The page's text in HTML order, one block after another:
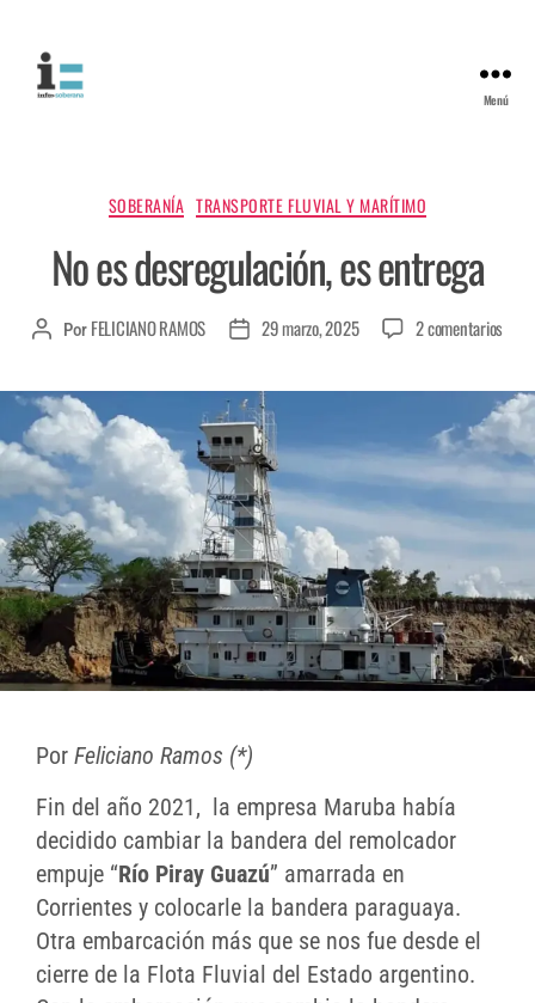
Menú
SOBERANÍA TRANSPORTE FLUVIAL Y MARÍTIMO
No es desregulación, es entrega
Por FELICIANO RAMOS 29 marzo, 2025 2 comentarios
Por Feliciano Ramos (*)
Fin del año 2021, la empresa Maruba había
decidido cambiar la bandera del remolcador
empuje “Río Piray Guazú” amarrada en
Corrientes y colocarle la bandera paraguaya.
Otra embarcación más que se nos fue desde el
cierre de la Flota Fluvial del Estado argentino.